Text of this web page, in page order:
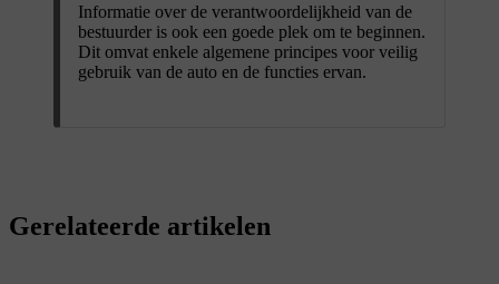
Informatie over de verantwoordelijkheid van de
bestuurder is ook een goede plek om te beginnen.
Dit omvat enkele algemene principes voor veilig
gebruik van de auto en de functies ervan.
Gerelateerde artikelen